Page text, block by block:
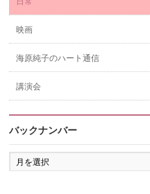
映画
海原純子のハート通信
講演会
バックナンバー
バ
ッ